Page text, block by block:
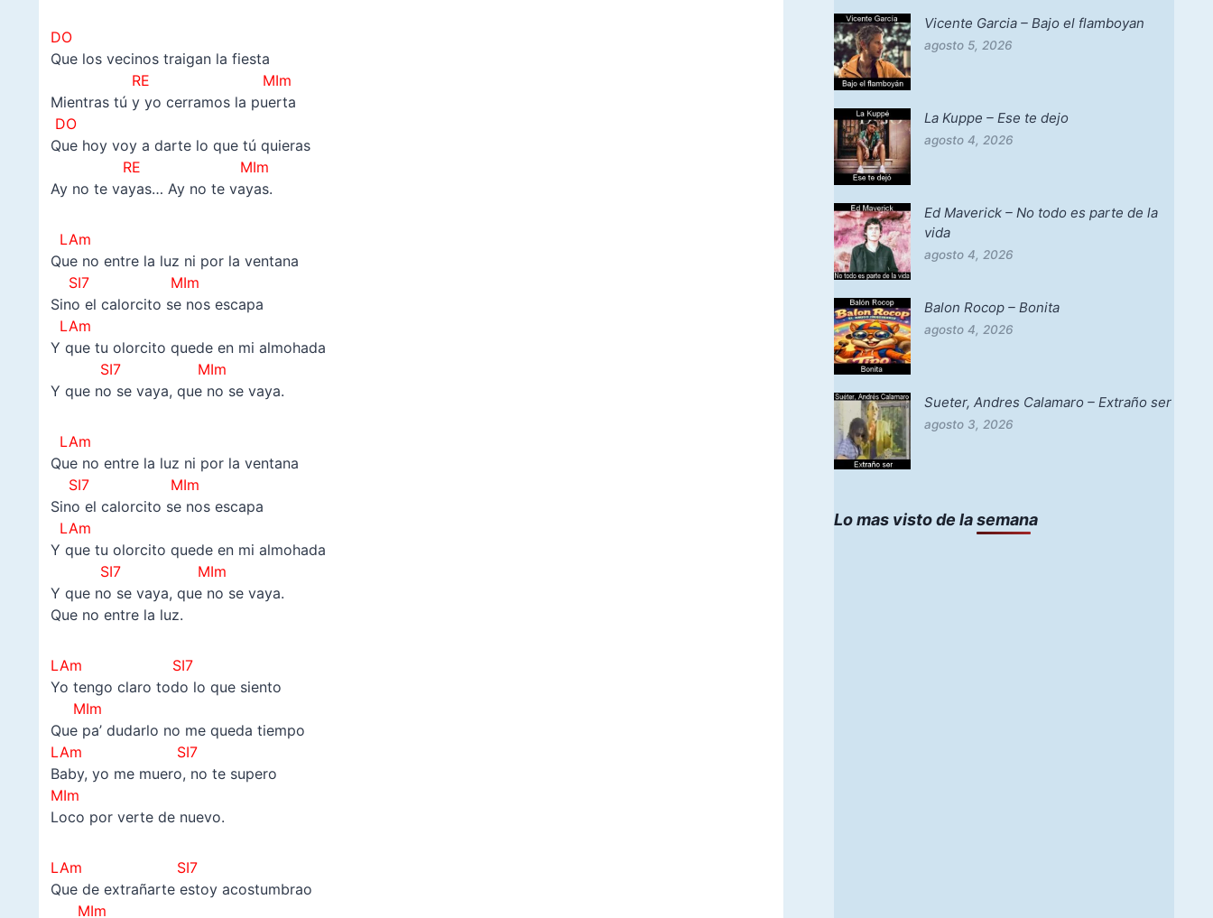
DO
Que los vecinos traigan la fiesta
RE MIm
Mientras tú y yo cerramos la puerta
DO
Que hoy voy a darte lo que tú quieras
RE MIm
Ay no te vayas… Ay no te vayas.
LAm
Que no entre la luz ni por la ventana
SI7 MIm
Sino el calorcito se nos escapa
LAm
Y que tu olorcito quede en mi almohada
SI7 MIm
Y que no se vaya, que no se vaya.
LAm
Que no entre la luz ni por la ventana
SI7 MIm
Sino el calorcito se nos escapa
LAm
Y que tu olorcito quede en mi almohada
SI7 MIm
Y que no se vaya, que no se vaya.
Que no entre la luz.
LAm SI7
Yo tengo claro todo lo que siento
MIm
Que pa’ dudarlo no me queda tiempo
LAm SI7
Baby, yo me muero, no te supero
MIm
Loco por verte de nuevo.
LAm SI7
Que de extrañarte estoy acostumbrao
MIm
Vicente Garcia – Bajo el flamboyan
agosto 5, 2026
La Kuppe – Ese te dejo
agosto 4, 2026
Ed Maverick – No todo es parte de la
vida
agosto 4, 2026
Balon Rocop – Bonita
agosto 4, 2026
Sueter, Andres Calamaro – Extraño ser
agosto 3, 2026
Lo mas visto de la semana